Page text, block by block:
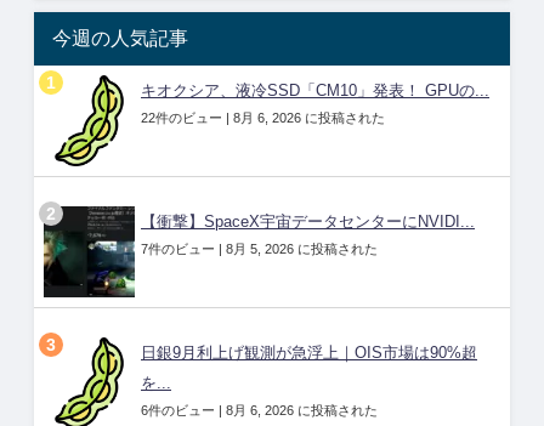
今週の人気記事
キオクシア、液冷SSD「CM10」発表！ GPUの...
22件のビュー | 8月 6, 2026 に投稿された
【衝撃】SpaceX宇宙データセンターにNVIDI...
7件のビュー | 8月 5, 2026 に投稿された
日銀9月利上げ観測が急浮上｜OIS市場は90%超
を...
6件のビュー | 8月 6, 2026 に投稿された